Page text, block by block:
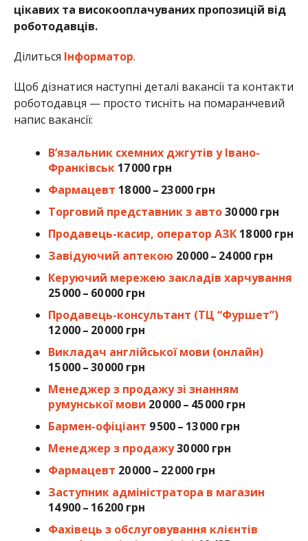
цікавих та високооплачуваних пропозицій від
роботодавців.
Ділиться Інформатор.
Щоб дізнатися наступні деталі вакансії та контакти
роботодавця — просто тисніть на помаранчевий
напис вакансії:
В’язальник схемних джгутів у Івано-
Франківськ 17 000 грн
Фармацевт 18 000 – 23 000 грн
Торговий представник з авто 30 000 грн
Продавець-касир, оператор АЗК 18 000 грн
Завідуючий аптекою 20 000 – 24 000 грн
Керуючий мережею закладів харчування
25 000 – 60 000 грн
Продавець-консультант (ТЦ “Фуршет”)
12 000 – 20 000 грн
Викладач англійської мови (онлайн)
15 000 – 30 000 грн
Менеджер з продажу зі знанням
румунської мови 20 000 – 45 000 грн
Бармен-офіціант 9 500 – 13 000 грн
Менеджер з продажу 30 000 грн
Фармацевт 20 000 – 22 000 грн
Заступник адміністратора в магазин
14 900 – 16 200 грн
Фахівець з обслуговування клієнтів